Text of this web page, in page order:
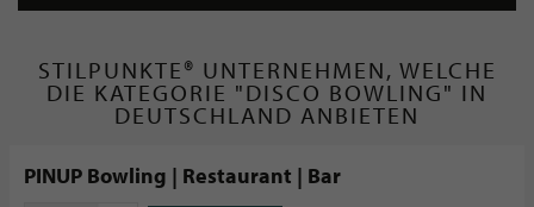
STILPUNKTE® UNTERNEHMEN, WELCHE
DIE KATEGORIE "DISCO BOWLING" IN
DEUTSCHLAND ANBIETEN
PINUP Bowling | Restaurant | Bar